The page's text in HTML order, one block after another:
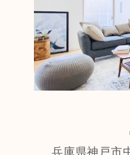
兵庫県神戸市